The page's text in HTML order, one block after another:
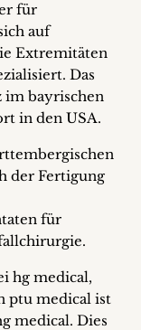
für
auf
Extremitäten
Das
im bayrischen
in den USA.
der Fertigung
für
hg medical,
ptu medical ist
medical. Dies